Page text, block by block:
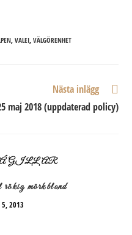
, VALEI, VÄLGÖRENHET
Nästa inlägg
maj 2018 (uppdaterad policy)
GILLAR
mörkblond
2013